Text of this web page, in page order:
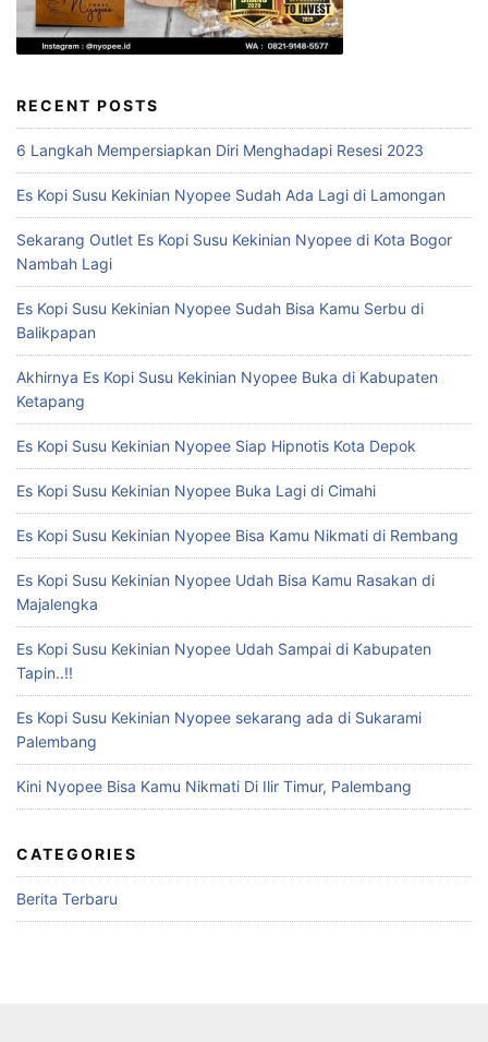
RECENT POSTS
6 Langkah Mempersiapkan Diri Menghadapi Resesi 2023
Es Kopi Susu Kekinian Nyopee Sudah Ada Lagi di Lamongan
Sekarang Outlet Es Kopi Susu Kekinian Nyopee di Kota Bogor
Nambah Lagi
Es Kopi Susu Kekinian Nyopee Sudah Bisa Kamu Serbu di
Balikpapan
Akhirnya Es Kopi Susu Kekinian Nyopee Buka di Kabupaten
Ketapang
Es Kopi Susu Kekinian Nyopee Siap Hipnotis Kota Depok
Es Kopi Susu Kekinian Nyopee Buka Lagi di Cimahi
Es Kopi Susu Kekinian Nyopee Bisa Kamu Nikmati di Rembang
Es Kopi Susu Kekinian Nyopee Udah Bisa Kamu Rasakan di
Majalengka
Es Kopi Susu Kekinian Nyopee Udah Sampai di Kabupaten
Tapin..!!
Es Kopi Susu Kekinian Nyopee sekarang ada di Sukarami
Palembang
Kini Nyopee Bisa Kamu Nikmati Di Ilir Timur, Palembang
CATEGORIES
Berita Terbaru